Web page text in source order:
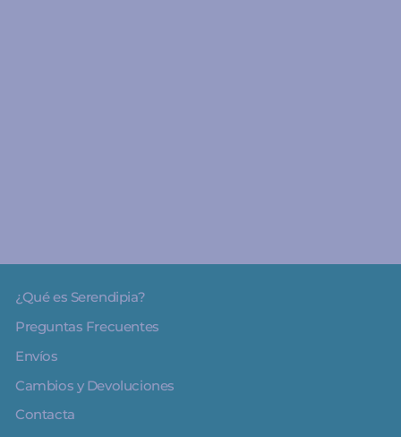
¿Qué es Serendipia?
Preguntas Frecuentes
Envíos
Cambios y Devoluciones
Contacta